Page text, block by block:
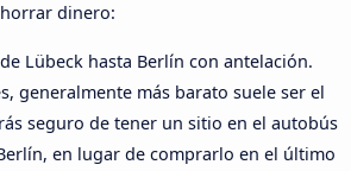
dinero:
Lübeck hasta Berlín con antelación.
generalmente más barato suele ser el
seguro de tener un sitio en el autobús
en lugar de comprarlo en el último